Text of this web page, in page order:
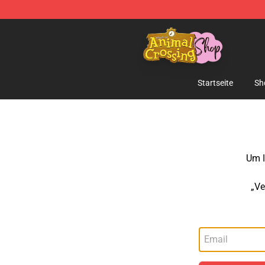
Animal Crossing Shop - Official Animal Crossing
Startseite
Um